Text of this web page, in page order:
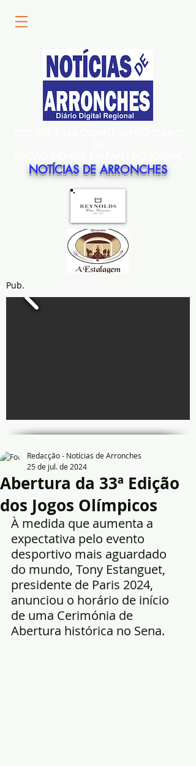
NOTÍCIAS DE ARRONCHES
Pub.
Abertura da 33ª Edição
dos Jogos Olímpicos
Redacção - Notícias de Arronches
25 de jul. de 2024
À medida que aumenta a
expectativa pelo evento
desportivo mais aguardado
do mundo, Tony Estanguet,
presidente de Paris 2024,
anunciou o horário de início
de uma Cerimónia de
Abertura histórica no Sena.